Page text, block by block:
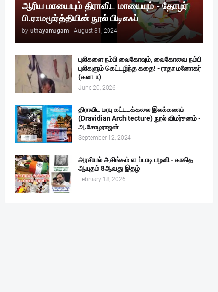
ஆரிய மாயையும் திராவிட மாயையும் - தோழர்
பி.ராமமூர்த்தியின் நூல் பிடிஎஃப்
by uthayamugam - August 31, 2024
புலிகளை நம்பி வைகோவும், வைகோவை நம்பி
புலிகளும் கெட்டழிந்த கதை! - ராதா மனோகர்
(கனடா)
June 20, 2026
திராவிட மரபு கட்டடக்கலை இலக்கணம்
(Dravidian Architecture) நூல் விமர்சனம் -
அ.சோழராஜன்
September 12, 2024
அரசியல் அசிங்கம் எடப்பாடி பழனி - காகித
ஆயுதம் 8ஆவது இதழ்
February 18, 2026